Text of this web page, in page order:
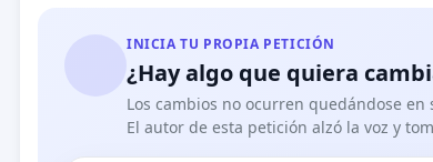
INICIA TU PROPIA PETICIÓN
¿Hay algo que quiera
Los cambios no ocurren quedándose en
El autor de esta petición alzó la voz y